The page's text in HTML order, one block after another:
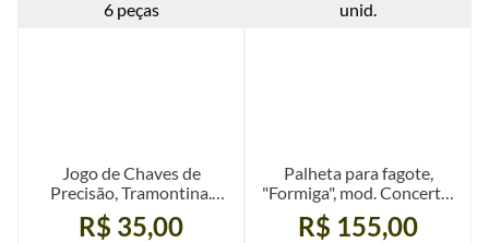
Jogo de Chaves de
Precisão, Tramontina.
Com 6 peças
R$ 35,00
Palheta para fagote,
"Formiga", mod. Concerto.
R$ 155,00